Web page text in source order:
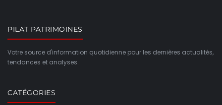
PILAT PATRIMOINES
Votre source d'information quotidienne pour les dernières actualités,
tendances et analyses.
CATÉGORIES